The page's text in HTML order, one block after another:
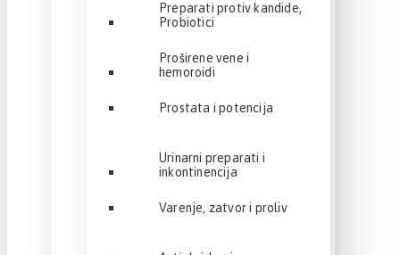
Preparati protiv kandide,
Probiotici
Proširene vene i
hemoroidi
Prostata i potencija
Urinarni preparati i
inkontinencija
Varenje, zatvor i proliv